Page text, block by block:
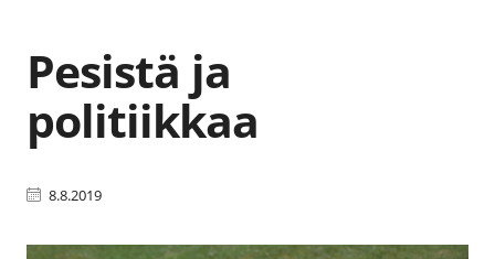
Pesistä ja
politiikkaa
8.8.2019